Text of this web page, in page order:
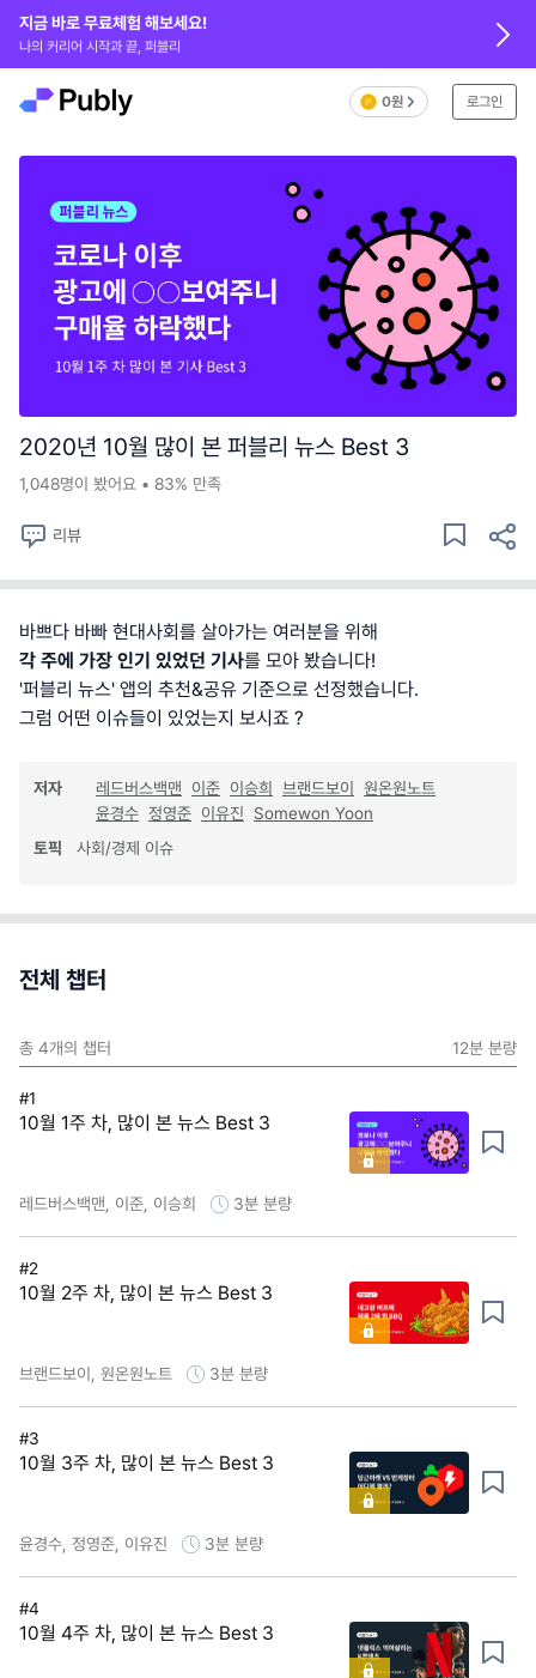
0원 로그인
지금 바로 무료체험 해보세요!
나의 커리어 시작과 끝, 퍼블리
2020년 10월 많이 본 퍼블리 뉴스 Best 3
1,048명이 봤어요 • 83% 만족
리뷰
바쁘다 바빠 현대사회를 살아가는 여러분을 위해
각 주에 가장 인기 있었던 기사를 모아 봤습니다!
'퍼블리 뉴스' 앱의 추천&공유 기준으로 선정했습니다.
그럼 어떤 이슈들이 있었는지 보시죠 ?
저자 레드버스백맨 이준 이승희 브랜드보이
원온원노트
윤경수 정영준 이유진 Somewon Yoon
토픽
사회/경제 이슈
전체 챕터
총 4개의 챕터 12분 분량
#1
10월 1주 차, 많이 본 뉴스 Best 3
레드버스백맨, 이준, 이승희 3분 분량
#2
10월 2주 차, 많이 본 뉴스 Best 3
브랜드보이, 원온원노트 3분 분량
#3
10월 3주 차, 많이 본 뉴스 Best 3
윤경수, 정영준, 이유진 3분 분량
#4
10월 4주 차, 많이 본 뉴스 Best 3